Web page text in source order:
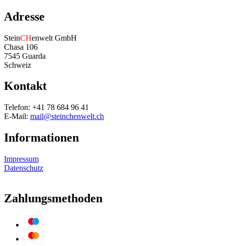
Adresse
SteinCHenwelt GmbH
Chasa 106
7545 Guarda
Schweiz
Kontakt
Telefon: +41 78 684 96 41
E-Mail: mail@steinchenwelt.ch
Informationen
Impressum
Datenschutz
Zahlungsmethoden